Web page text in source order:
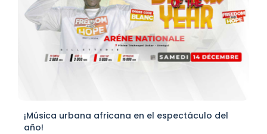
¡Música urbana africana en el espectáculo del
año!